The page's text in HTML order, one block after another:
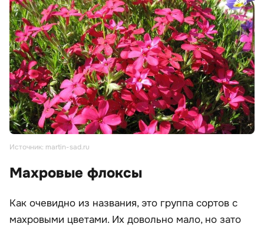
Источник: martin-sad.ru
Махровые флоксы
Как очевидно из названия, это группа сортов с
махровыми цветами. Их довольно мало, но зато